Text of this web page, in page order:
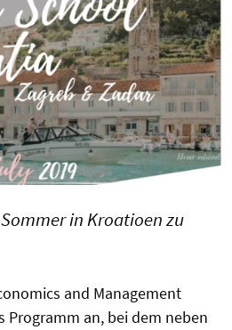
in Kroatioen zu
and Management
Programm an, bei dem neben